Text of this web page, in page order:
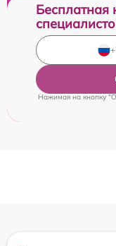
Бесплатная
Нажимая на кнопку